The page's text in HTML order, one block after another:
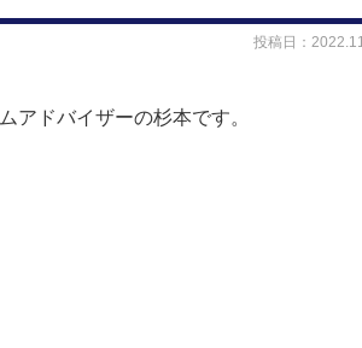
投稿日：
アドバイザーの杉本です。